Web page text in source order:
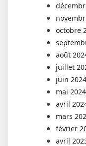
octobre
août
juillet
juin 2024
mai 2024
avril
mars
février
avril